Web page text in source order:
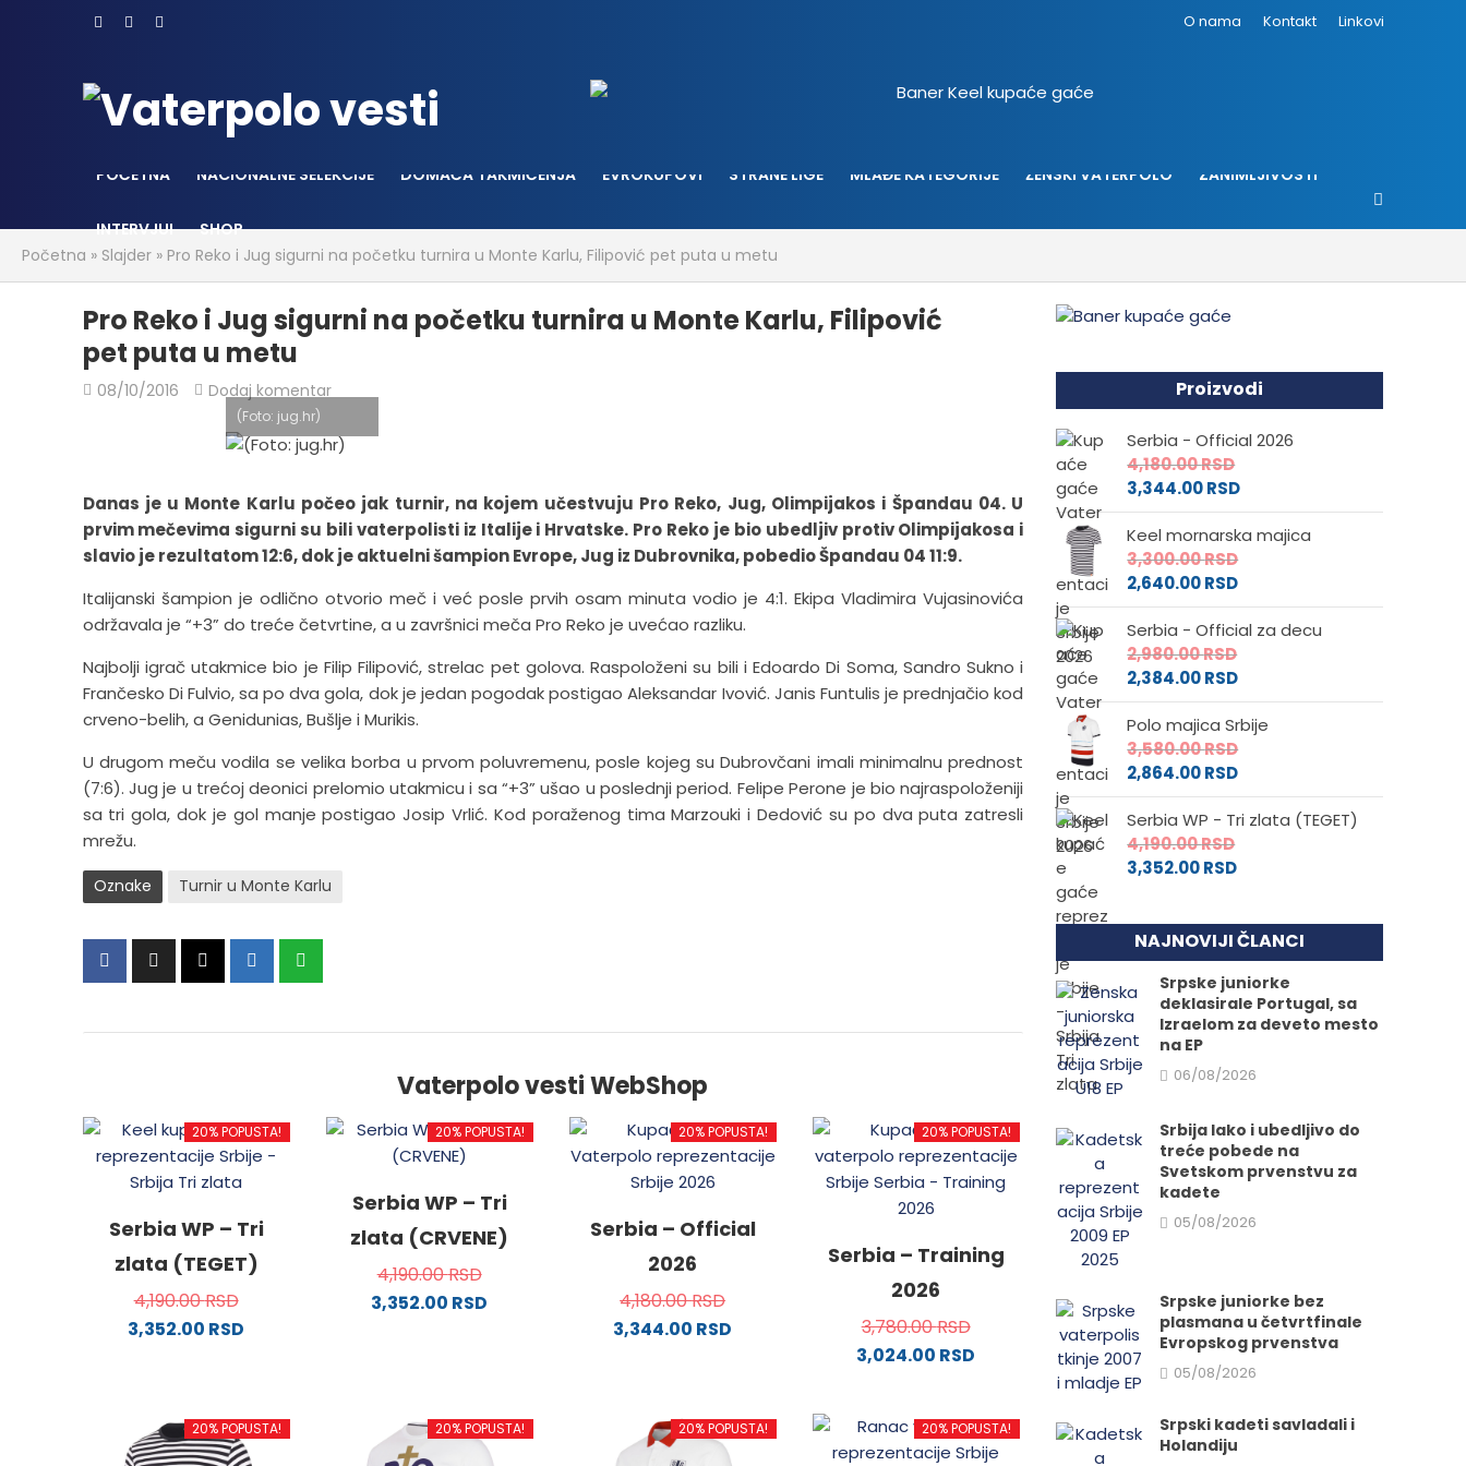
O nama Kontakt Linkovi
POČETNA NACIONALNE SELEKCIJE DOMAĆA TAKMIČENJA EVROKUPOVI STRANE LIGE MLAĐE KATEGORIJE ŽENSKI VATERPOLO ZANIMLJIVOSTI
INTERVJUI
SHOP
Početna » Slajder » Pro Reko i Jug sigurni na početku turnira u Monte Karlu, Filipović pet puta u metu
Pro Reko i Jug sigurni na početku turnira u Monte Karlu, Filipović
pet puta u metu
08/10/2016 Dodaj komentar
(Foto: jug.hr)
Danas je u Monte Karlu počeo jak turnir, na kojem učestvuju Pro Reko, Jug, Olimpijakos i Špandau 04. U
prvim mečevima sigurni su bili vaterpolisti iz Italije i Hrvatske. Pro Reko je bio ubedljiv protiv Olimpijakosa i
slavio je rezultatom 12:6, dok je aktuelni šampion Evrope, Jug iz Dubrovnika, pobedio Špandau 04 11:9.
Italijanski šampion je odlično otvorio meč i već posle prvih osam minuta vodio je 4:1. Ekipa Vladimira Vujasinovića
održavala je “+3” do treće četvrtine, a u završnici meča Pro Reko je uvećao razliku.
Najbolji igrač utakmice bio je Filip Filipović, strelac pet golova. Raspoloženi su bili i Edoardo Di Soma, Sandro Sukno i
Frančesko Di Fulvio, sa po dva gola, dok je jedan pogodak postigao Aleksandar Ivović. Janis Funtulis je prednjačio kod
crveno-belih, a Genidunias, Bušlje i Murikis.
U drugom meču vodila se velika borba u prvom poluvremenu, posle kojeg su Dubrovčani imali minimalnu prednost
(7:6). Jug je u trećoj deonici prelomio utakmicu i sa “+3” ušao u poslednji period. Felipe Perone je bio najraspoloženiji
sa tri gola, dok je gol manje postigao Josip Vrlić. Kod poraženog tima Marzouki i Dedović su po dva puta zatresli
mrežu.
Oznake Turnir u Monte Karlu
Vaterpolo vesti WebShop
20% POPUSTA!
Serbia WP – Tri
zlata (TEGET)
4,190.00RSD
3,352.00 RSD
više
varijanti.
20% POPUSTA!
Serbia WP – Tri
zlata (CRVENE)
4,190.00RSD
3,352.00 RSD
varijanti.
Opcije
20% POPUSTA!
Serbia – Official
2026
4,180.00RSD
3,344.00 RSD
više
varijanti.
20% POPUSTA!
Serbia – Training
2026
3,780.00RSD
3,024.00 RSD
ima
više
20% POPUSTA! 20% POPUSTA! 20% POPUSTA! 20% POPUSTA!
Proizvodi
Serbia - Official 2026
4,180.00RSD
3,344.00RSD
Keel mornarska majica
3,300.00RSD
2,640.00RSD
Serbia - Official za decu
2,980.00RSD
2,384.00RSD
Polo majica Srbije
3,580.00RSD
2,864.00RSD
Serbia WP - Tri zlata (TEGET)
4,190.00RSD
3,352.00RSD
NAJNOVIJI ČLANCI
Srpske juniorke
deklasirale Portugal, sa
Izraelom za deveto mesto
na EP
06/08/2026
Srbija lako i ubedljivo do
treće pobede na
Svetskom prvenstvu za
kadete
05/08/2026
Srpske juniorke bez
plasmana u četvrtfinale
Evropskog prvenstva
05/08/2026
Srpski kadeti savladali i
Holandiju